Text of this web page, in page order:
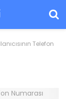
Telefon